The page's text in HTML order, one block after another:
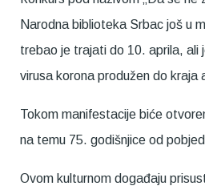
Narodna biblioteka Srbac još u
trebao je trajati do 10. aprila, ali
virusa korona produžen do kraja
Tokom manifestacije biće
na temu 75. godišnjice od
Ovom kulturnom događaju